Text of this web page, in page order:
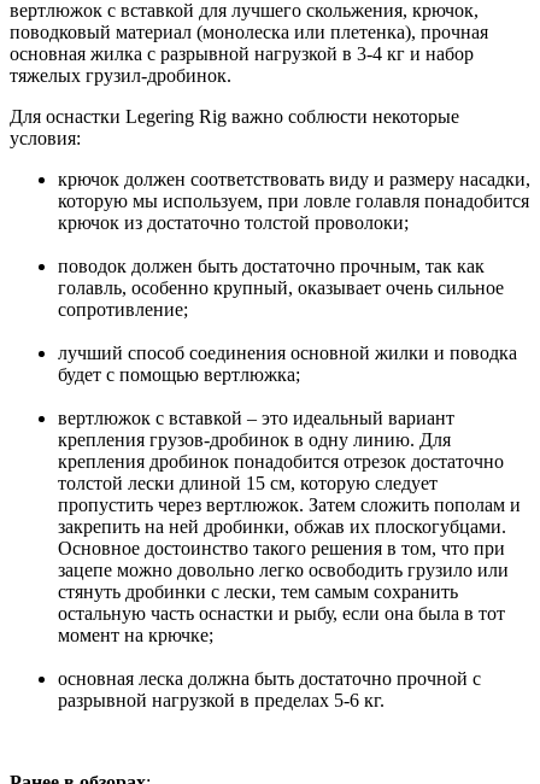
вертлюжок с вставкой для лучшего скольжения, крючок,
поводковый материал (монолеска или плетенка), прочная
основная жилка с разрывной нагрузкой в 3-4 кг и набор
тяжелых грузил-дробинок.
Для оснастки Legering Rig важно соблюсти некоторые
условия:
крючок должен соответствовать виду и размеру насадки,
которую мы используем, при ловле голавля понадобится
крючок из достаточно толстой проволоки;
поводок должен быть достаточно прочным, так как
голавль, особенно крупный, оказывает очень сильное
сопротивление;
лучший способ соединения основной жилки и поводка
будет с помощью вертлюжка;
вертлюжок с вставкой – это идеальный вариант
крепления грузов-дробинок в одну линию. Для
крепления дробинок понадобится отрезок достаточно
толстой лески длиной 15 см, которую следует
пропустить через вертлюжок. Затем сложить пополам и
закрепить на ней дробинки, обжав их плоскогубцами.
Основное достоинство такого решения в том, что при
зацепе можно довольно легко освободить грузило или
стянуть дробинки с лески, тем самым сохранить
остальную часть оснастки и рыбу, если она была в тот
момент на крючке;
основная леска должна быть достаточно прочной с
разрывной нагрузкой в пределах 5-6 кг.